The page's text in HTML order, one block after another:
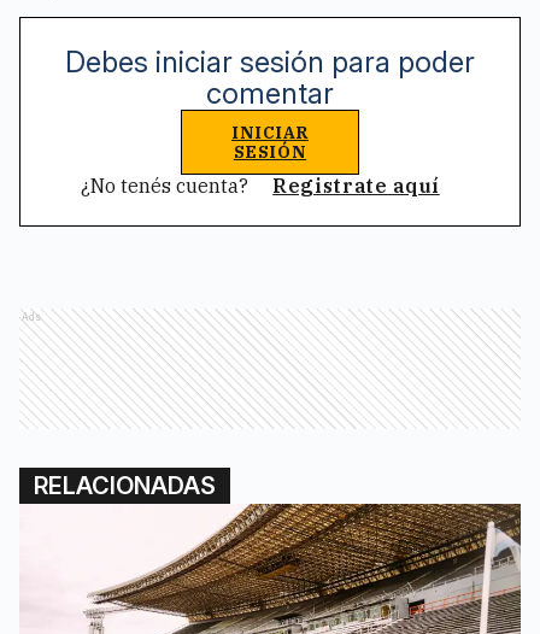
Debes iniciar sesión para poder
comentar
INICIAR
SESIÓN
¿No tenés cuenta? Registrate aquí
Ads
RELACIONADAS